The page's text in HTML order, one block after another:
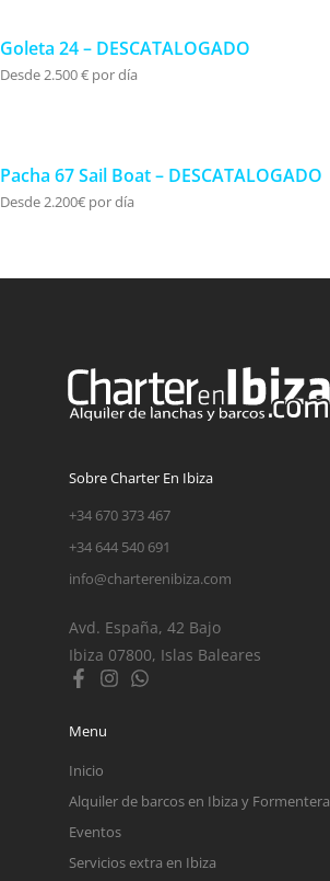
Goleta 24 – DESCATALOGADO
Desde 2.500 € por día
Pacha 67 Sail Boat – DESCATALOGADO
Desde 2.200€ por día
Sobre Charter En Ibiza
+34 670 373 467
+34 644 540 691
info@charterenibiza.com
Avd. España, 42 Bajo
Ibiza 07800, Islas Baleares
Menu
Inicio
Alquiler de barcos en Ibiza y Formentera
Eventos
Servicios extra en Ibiza